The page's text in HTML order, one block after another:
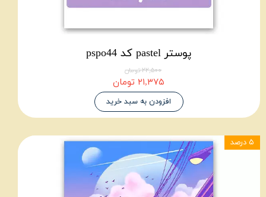
پوستر pastel کد pspo44
۲۲,۵۰۰ تومان
۲۱,۳۷۵ تومان
افزودن به سبد خرید
۵ درصد